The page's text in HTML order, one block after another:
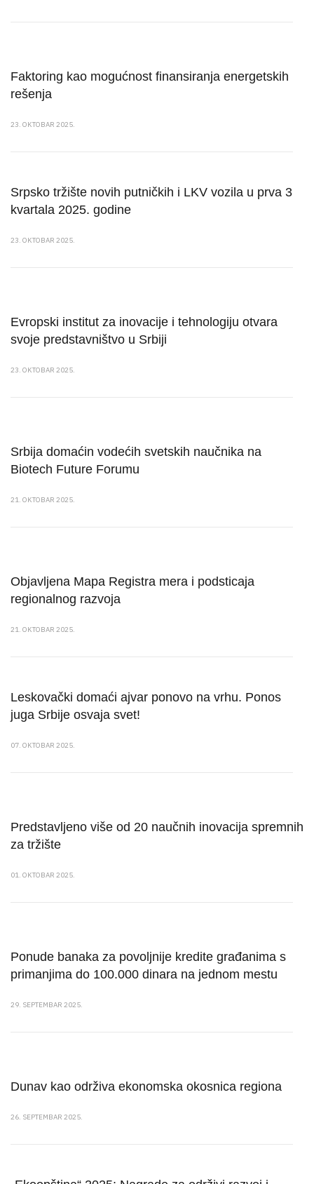
Faktoring kao mogućnost finansiranja energetskih
rešenja
23. OKTOBAR 2025.
Srpsko tržište novih putničkih i LKV vozila u prva 3
kvartala 2025. godine
23. OKTOBAR 2025.
Evropski institut za inovacije i tehnologiju otvara
svoje predstavništvo u Srbiji
23. OKTOBAR 2025.
Srbija domaćin vodećih svetskih naučnika na
Biotech Future Forumu
21. OKTOBAR 2025.
Objavlјena Mapa Registra mera i podsticaja
regionalnog razvoja
21. OKTOBAR 2025.
Leskovački domaći ajvar ponovo na vrhu. Ponos
juga Srbije osvaja svet!
07. OKTOBAR 2025.
Predstavljeno više od 20 naučnih inovacija spremnih
za tržište
01. OKTOBAR 2025.
Ponude banaka za povoljnije kredite građanima s
primanjima do 100.000 dinara na jednom mestu
29. SEPTEMBAR 2025.
Dunav kao održiva ekonomska okosnica regiona
26. SEPTEMBAR 2025.